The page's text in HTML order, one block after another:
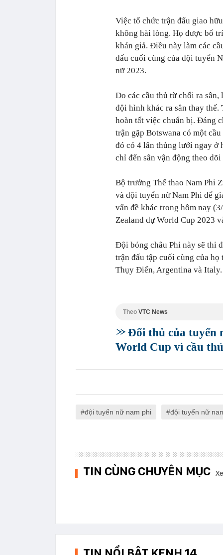
Việc tổ chức trận đấu giao
không hài lòng. Họ được bố
khán giả. Điều này làm các
đấu cuối cùng của đội tuyển
nữ 2023.
Do các cầu thủ từ chối ra
đội hình khác ra sân thay
hoàn tất việc chuẩn bị. Đáng
trận gặp Botswana có một
đó có 4 lân thủng lưới ngay ở
chỉ đến sân vận động theo
Bộ trưởng Thể thao Nam Phi
và đội tuyển nữ Nam Phi để
vấn đề khác trong hôm nay
Zealand dự World Cup 2023
Đội bóng châu Phi này sẽ thi
trận đấu tập cuối cùng của
Thụy Điển, Argentina và Italy.
Theo VTC News
Đối thủ của tuyển
World Cup vì cầu
đội tuyển nữ nam phi đội tuyển nữ
TIN CÙNG CHUYÊN MỤC